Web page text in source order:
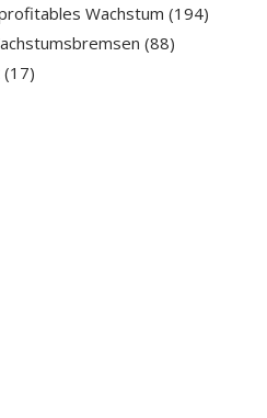
Wachstum (194)
(88)
(17)